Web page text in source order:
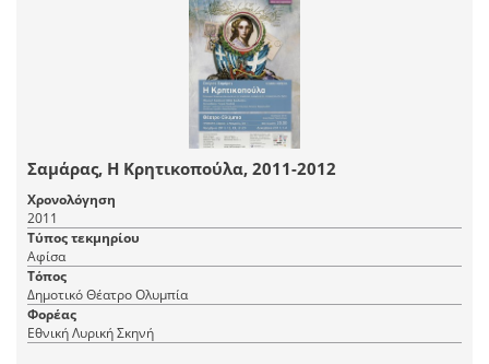
Σαμάρας, Η Κρητικοπούλα, 2011-2012
Χρονολόγηση
2011
Τύπος τεκμηρίου
Αφίσα
Τόπος
Δημοτικό Θέατρο Ολυμπία
Φορέας
Εθνική Λυρική Σκηνή